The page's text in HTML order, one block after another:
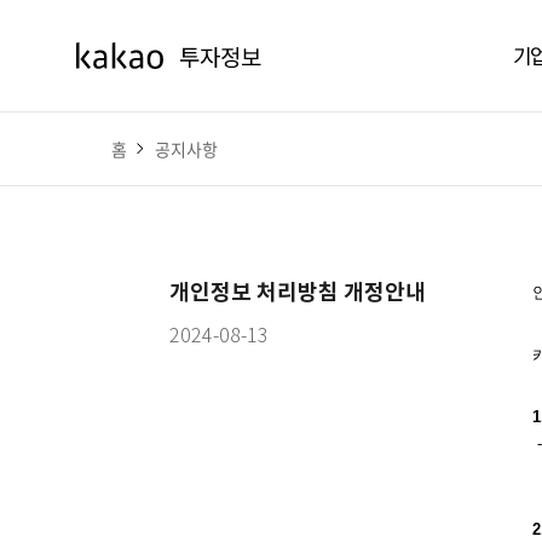
기
홈 공지사항
개인정보 처리방침 개정안내
2024-08-13